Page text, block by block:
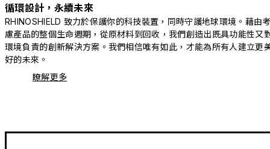
循環設計，永續未來
RHINOSHIELD 致力於保護你的科技裝置，同時守護地球環境。藉由
慮產品的整個生命週期，從原材料到回收，我們創造出既具功能性又
環境負責的創新解決方案。我們相信唯有如此，才能為所有人建立更
好的未來。
瞭解更多